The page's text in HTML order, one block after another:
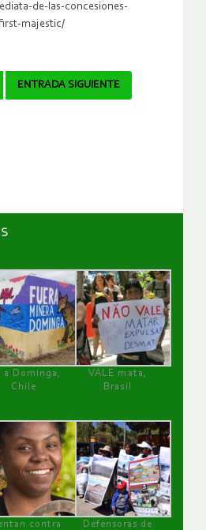
de-las-concesiones-
majestic/
ENTRADA SIGUIENTE
a Dominga,
Chile
VALE mata,
Brasil
contra
Defensoras de